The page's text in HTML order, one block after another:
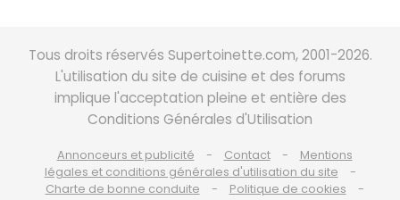
Tous droits réservés Supertoinette.com, 2001-2026.
L'utilisation du site de cuisine et des forums
implique l'acceptation pleine et entière des
Conditions Générales d'Utilisation
Annonceurs et publicité Contact
Mentions
légales et conditions générales d'utilisation du site
Charte de bonne conduite
Politique de cookies